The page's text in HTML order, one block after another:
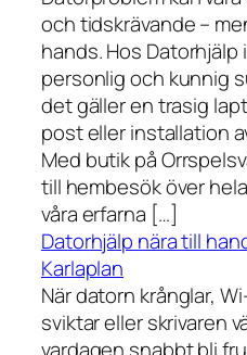
och tidskrävande –
hands. Hos Datorhjälp
personlig och kunnig
det gäller en trasig
post eller installation
Med butik på
till hembesök över
våra erfarna […]
Datorhjälp nära till
Karlaplan
När datorn krånglar,
sviktar eller skrivaren